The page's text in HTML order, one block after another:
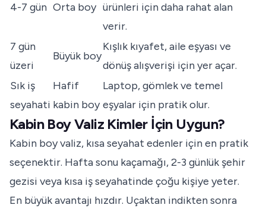
4-7 gün Orta boy ürünleri için daha rahat alan
verir.
7 gün
üzeri
Büyük boy
Kışlık kıyafet, aile eşyası ve
dönüş alışverişi için yer açar.
Sık iş
seyahati
Hafif
kabin boy
Laptop, gömlek ve temel
eşyalar için pratik olur.
Kabin Boy Valiz Kimler İçin Uygun?
Kabin boy valiz, kısa seyahat edenler için en pratik
seçenektir. Hafta sonu kaçamağı, 2-3 günlük şehir
gezisi veya kısa iş seyahatinde çoğu kişiye yeter.
En büyük avantajı hızdır. Uçaktan indikten sonra